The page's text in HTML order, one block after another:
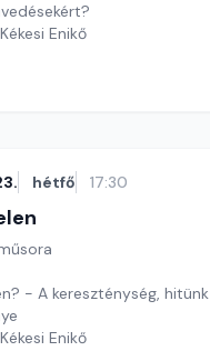
Enikő
hétfő 17:30
- A kereszténység, hitünk
Enikő